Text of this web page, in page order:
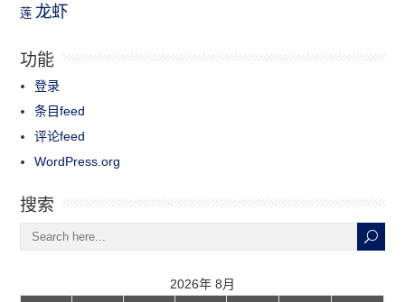
莲 龙虾
功能
登录
条目feed
评论feed
WordPress.org
搜索
2026年 8月